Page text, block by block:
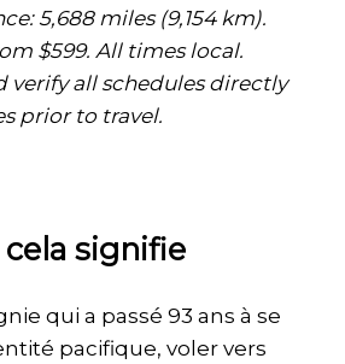
5,688 miles (9,154 km).
$599. All times local.
verify all schedules directly
prior to travel.
signifie
qui a passé 93 ans à se
pacifique, voler vers